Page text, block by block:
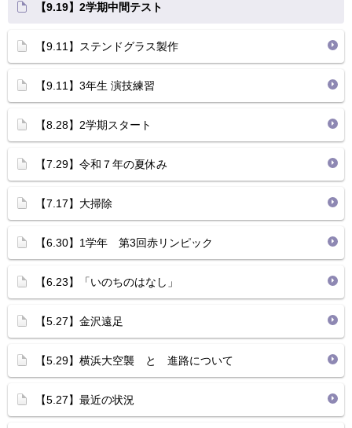
【9.19】2学期中間テスト
【9.11】ステンドグラス製作
【9.11】3年生 演技練習
【8.28】2学期スタート
【7.29】令和７年の夏休み
【7.17】大掃除
【6.30】1学年 第3回赤リンピック
【6.23】「いのちのはなし」
【5.27】金沢遠足
【5.29】横浜大空襲 と 進路について
【5.27】最近の状況